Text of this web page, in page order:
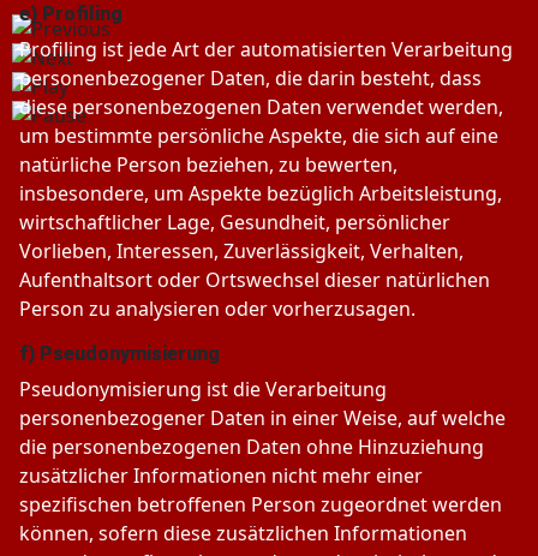
e) Profiling
Profiling ist jede Art der automatisierten Verarbeitung
personenbezogener Daten, die darin besteht, dass
diese personenbezogenen Daten verwendet werden,
um bestimmte persönliche Aspekte, die sich auf eine
natürliche Person beziehen, zu bewerten,
insbesondere, um Aspekte bezüglich Arbeitsleistung,
wirtschaftlicher Lage, Gesundheit, persönlicher
Vorlieben, Interessen, Zuverlässigkeit, Verhalten,
Aufenthaltsort oder Ortswechsel dieser natürlichen
Person zu analysieren oder vorherzusagen.
f) Pseudonymisierung
Pseudonymisierung ist die Verarbeitung
personenbezogener Daten in einer Weise, auf welche
die personenbezogenen Daten ohne Hinzuziehung
zusätzlicher Informationen nicht mehr einer
spezifischen betroffenen Person zugeordnet werden
können, sofern diese zusätzlichen Informationen